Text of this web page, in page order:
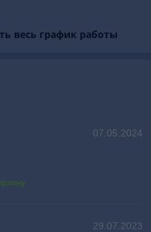
весь график работы
07.05.2024
29.07.2023